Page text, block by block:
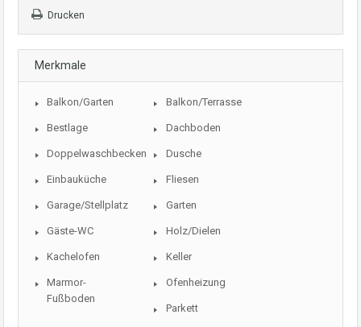
Drucken
Merkmale
Balkon/Garten Balkon/Terrasse
Bestlage Dachboden
Doppelwaschbecken Dusche
Einbauküche Fliesen
Garage/Stellplatz Garten
Gäste-WC Holz/Dielen
Kachelofen Keller
Marmor-
Fußboden
Ofenheizung
Parkett